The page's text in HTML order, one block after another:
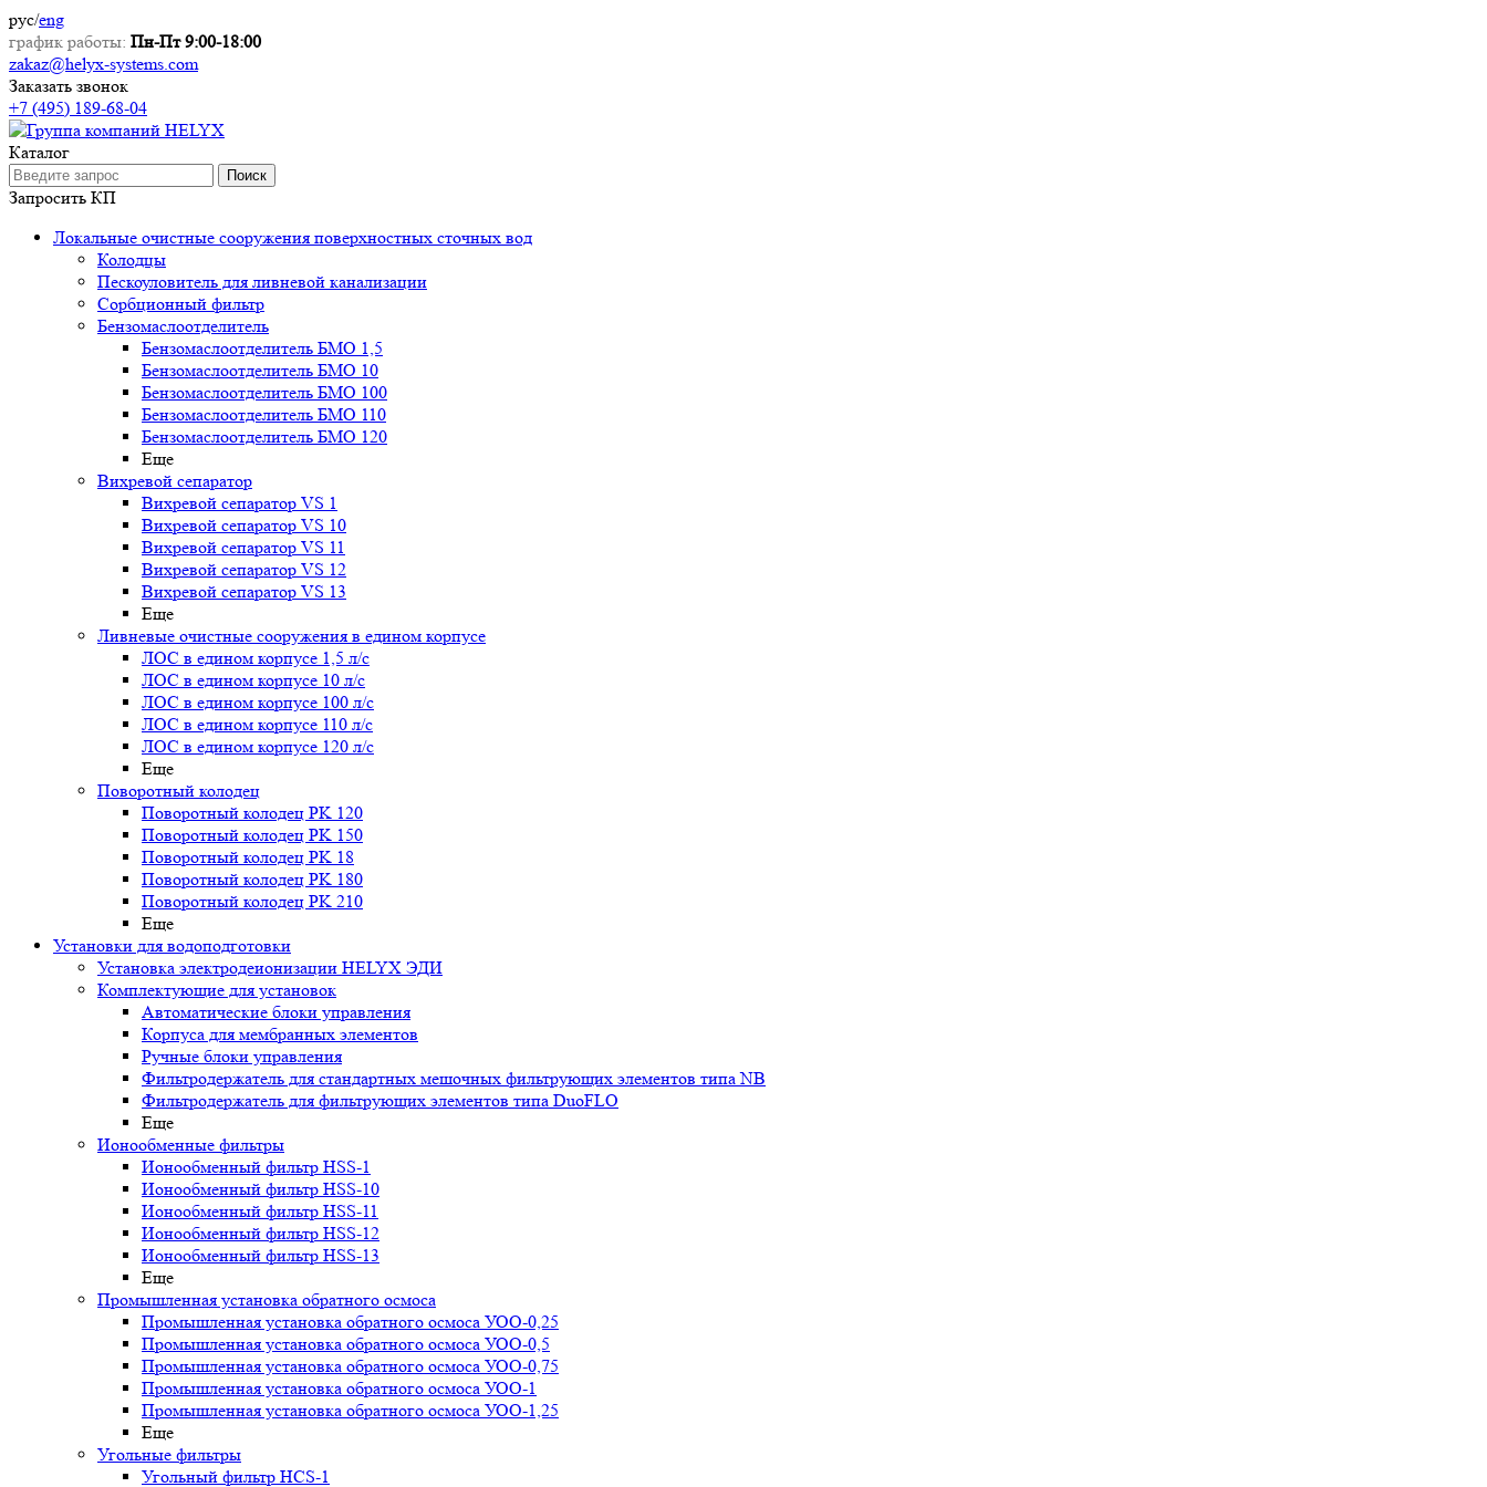
рус/eng
график работы: Пн-Пт 9:00-18:00
zakaz@helyx-systems.com
Заказать звонок
+7 (495) 189-68-04
Каталог
Поиск
Запросить КП
Локальные очистные сооружения поверхностных сточных вод
Колодцы
Пескоуловитель для ливневой канализации
Сорбционный фильтр
Бензомаслоотделитель
Бензомаслоотделитель БМО 1,5
Бензомаслоотделитель БМО 10
Бензомаслоотделитель БМО 100
Бензомаслоотделитель БМО 110
Бензомаслоотделитель БМО 120
Еще
Вихревой сепаратор
Вихревой сепаратор VS 1
Вихревой сепаратор VS 10
Вихревой сепаратор VS 11
Вихревой сепаратор VS 12
Вихревой сепаратор VS 13
Еще
Ливневые очистные сооружения в едином корпусе
ЛОС в едином корпусе 1,5 л/с
ЛОС в едином корпусе 10 л/с
ЛОС в едином корпусе 100 л/с
ЛОС в едином корпусе 110 л/с
ЛОС в едином корпусе 120 л/с
Еще
Поворотный колодец
Поворотный колодец PK 120
Поворотный колодец PK 150
Поворотный колодец PK 18
Поворотный колодец PK 180
Поворотный колодец PK 210
Еще
Установки для водоподготовки
Установка электродеионизации HELYX ЭДИ
Комплектующие для установок
Автоматические блоки управления
Корпуса для мембранных элементов
Ручные блоки управления
Фильтродержатель для стандартных мешочных фильтрующих элементов типа NB
Фильтродержатель для фильтрующих элементов типа DuoFLO
Еще
Ионообменные фильтры
Ионообменный фильтр HSS-1
Ионообменный фильтр HSS-10
Ионообменный фильтр HSS-11
Ионообменный фильтр HSS-12
Ионообменный фильтр HSS-13
Еще
Промышленная установка обратного осмоса
Промышленная установка обратного осмоса УОО-0,25
Промышленная установка обратного осмоса УОО-0,5
Промышленная установка обратного осмоса УОО-0,75
Промышленная установка обратного осмоса УОО-1
Промышленная установка обратного осмоса УОО-1,25
Еще
Угольные фильтры
Угольный фильтр HСS-1